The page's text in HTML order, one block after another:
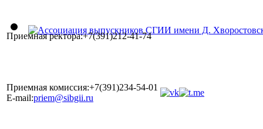
Приемная ректора:+7(391)212-41-74
Приемная комиссия:+7(391)234-54-01
E-mail:priem@sibgii.ru